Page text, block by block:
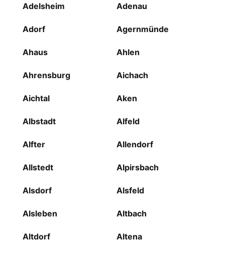
Adelsheim Adenau
Adorf Agernmünde
Ahaus Ahlen
Ahrensburg Aichach
Aichtal Aken
Albstadt Alfeld
Alfter Allendorf
Allstedt Alpirsbach
Alsdorf Alsfeld
Alsleben Altbach
Altdorf Altena